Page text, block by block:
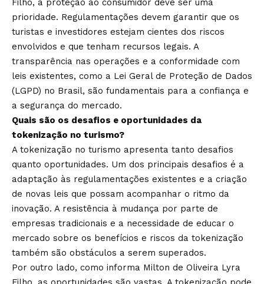
Filho, a proteção ao consumidor deve ser uma
prioridade. Regulamentações devem garantir que os
turistas e investidores estejam cientes dos riscos
envolvidos e que tenham recursos legais. A
transparência nas operações e a conformidade com
leis existentes, como a Lei Geral de Proteção de Dados
(LGPD) no Brasil, são fundamentais para a confiança e
a segurança do mercado.
Quais são os desafios e oportunidades da
tokenização no turismo?
A tokenização no turismo apresenta tanto desafios
quanto oportunidades. Um dos principais desafios é a
adaptação às regulamentações existentes e a criação
de novas leis que possam acompanhar o ritmo da
inovação. A resistência à mudança por parte de
empresas tradicionais e a necessidade de educar o
mercado sobre os benefícios e riscos da tokenização
também são obstáculos a serem superados.
Por outro lado, como informa Milton de Oliveira Lyra